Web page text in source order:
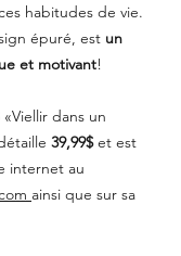
habitudes de vie.
épuré, est un
et motivant!
«Viellir dans un
39,99$ et est
internet au
ainsi que sur sa